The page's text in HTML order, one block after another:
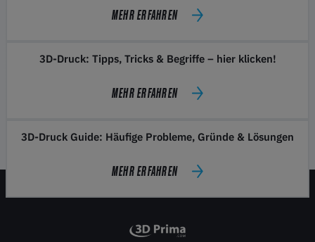
MEHR ERFAHREN
3D-Druck: Tipps, Tricks & Begriffe – hier klicken!
MEHR ERFAHREN
3D-Druck Guide: Häufige Probleme, Gründe & Lösungen
MEHR ERFAHREN